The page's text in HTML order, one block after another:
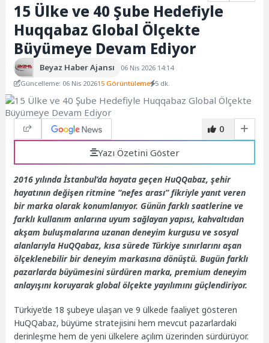
15 Ülke ve 40 Şube Hedefiyle
Huqqabaz Global Ölçekte
Büyümeye Devam Ediyor
Beyaz Haber Ajansı
06 Nis 2026 14:14
Güncelleme: 06 Nis 202615 Görüntüleme 5 dk.
0
Yazı Özetini Göster
2016 yılında İstanbul’da hayata geçen HuQQabaz, şehir
hayatının değişen ritmine “nefes arası” fikriyle yanıt veren
bir marka olarak konumlanıyor. Günün farklı saatlerine ve
farklı kullanım anlarına uyum sağlayan yapısı, kahvaltıdan
akşam buluşmalarına uzanan deneyim kurgusu ve sosyal
alanlarıyla HuQQabaz, kısa sürede Türkiye sınırlarını aşan
ölçeklenebilir bir deneyim markasına dönüştü. Bugün farklı
pazarlarda büyümesini sürdüren marka, premium deneyim
anlayışını koruyarak global ölçekte yayılımını güçlendiriyor.
Türkiye’de 18 şubeye ulaşan ve 9 ülkede faaliyet gösteren
HuQQabaz, büyüme stratejisini hem mevcut pazarlardaki
derinleşme hem de yeni ülkelere açılım üzerinden sürdürüyor.